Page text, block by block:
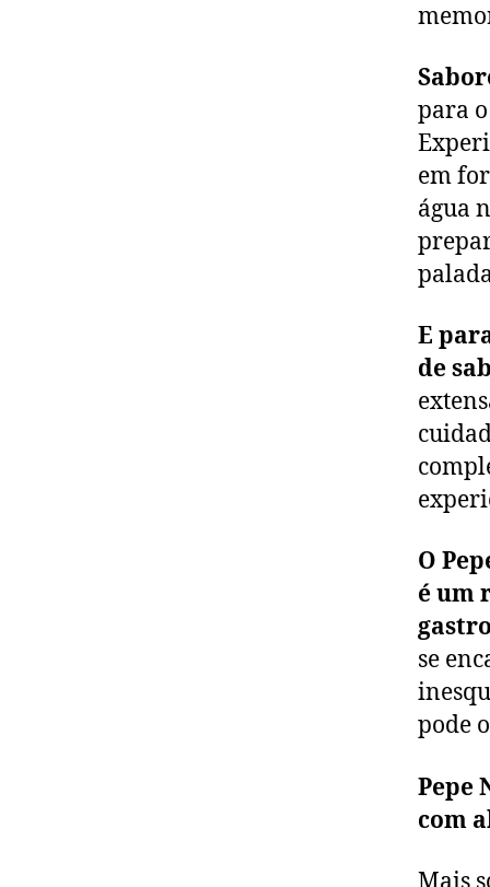
para
em
água
E
de
O
é um
se
pode
Pepe
com